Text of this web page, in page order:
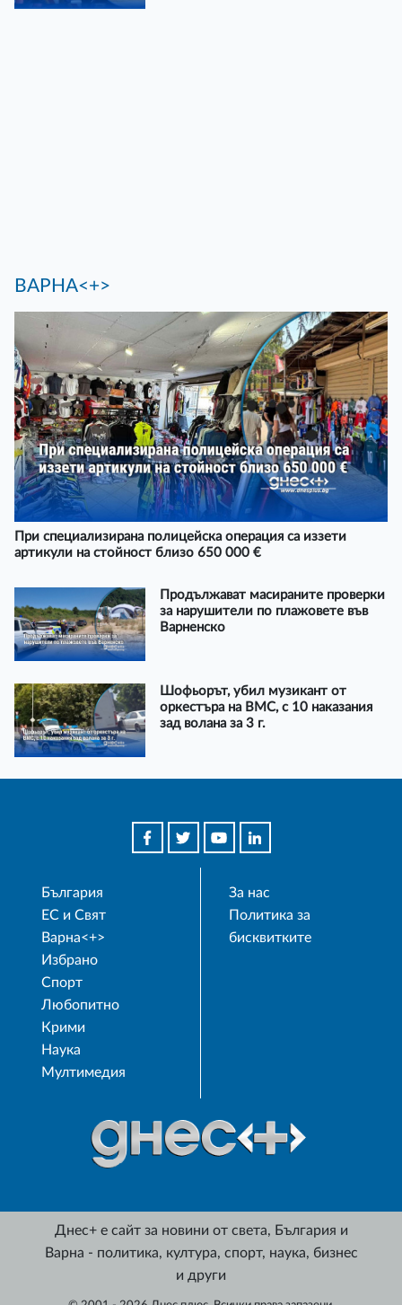
ВАРНА<+>
При специализирана полицейска операция са иззети
артикули на стойност близо 650 000 €
Продължават масираните проверки
за нарушители по плажовете във
Варненско
Шофьорът, убил музикант от
оркестъра на ВМС, с 10 наказания
зад волана за 3 г.
България
ЕС и Свят
Варна<+>
Избрано
Спорт
Любопитно
Крими
Наука
Мултимедия
За нас
Политика за
бисквитките
Днес+ е сайт за новини от света, България и
Варна - политика, култура, спорт, наука, бизнес
и други